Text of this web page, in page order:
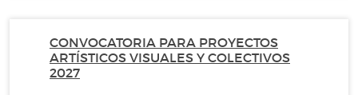
CONVOCATORIA PARA PROYECTOS
ARTÍSTICOS VISUALES Y COLECTIVOS
2027